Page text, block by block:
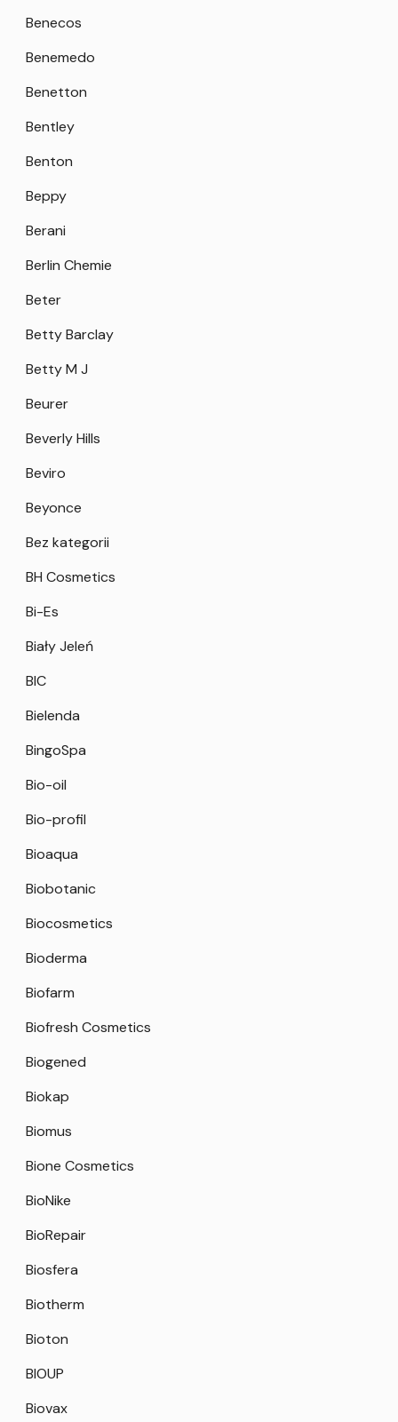
Benecos
Benemedo
Benetton
Bentley
Benton
Beppy
Berani
Berlin Chemie
Beter
Betty Barclay
Betty M J
Beurer
Beverly Hills
Beviro
Beyonce
Bez kategorii
BH Cosmetics
Bi-Es
Biały Jeleń
BIC
Bielenda
BingoSpa
Bio-oil
Bio-profil
Bioaqua
Biobotanic
Biocosmetics
Bioderma
Biofarm
Biofresh Cosmetics
Biogened
Biokap
Biomus
Bione Cosmetics
BioNike
BioRepair
Biosfera
Biotherm
Bioton
BIOUP
Biovax